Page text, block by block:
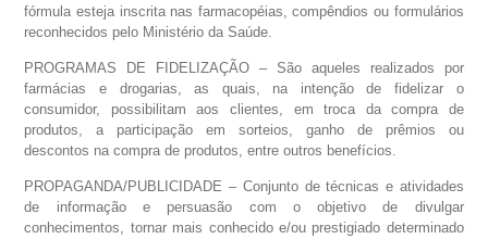
fórmula esteja inscrita nas farmacopéias, compêndios ou formulários
reconhecidos pelo Ministério da Saúde.
PROGRAMAS DE FIDELIZAÇÃO – São aqueles realizados por
farmácias e drogarias, as quais, na intenção de fidelizar o
consumidor, possibilitam aos clientes, em troca da compra de
produtos, a participação em sorteios, ganho de prêmios ou
descontos na compra de produtos, entre outros benefícios.
PROPAGANDA/PUBLICIDADE – Conjunto de técnicas e atividades
de informação e persuasão com o objetivo de divulgar
conhecimentos, tornar mais conhecido e/ou prestigiado determinado